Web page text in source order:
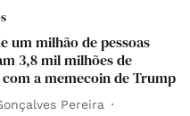
um milhão de pessoas
3,8 mil milhões de
a memecoin de Trump
Pereira